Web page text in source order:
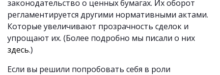
законодательство о ценных бумагах. Их оборот
регламентируется другими нормативными актами.
Которые увеличивают прозрачность сделок и
упрощают их. (Более подробно мы писали о них
здесь.)
Если вы решили попробовать себя в роли